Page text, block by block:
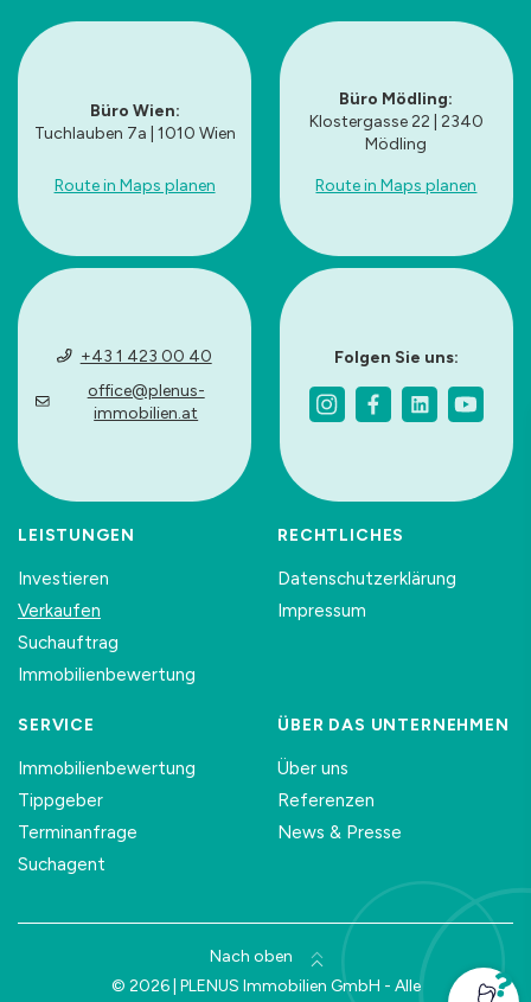
Büro Wien:
Tuchlauben 7a | 1010 Wien
Route in Maps planen
Büro Mödling:
Klostergasse 22 | 2340
Mödling
Route in Maps planen
+43 1 423 00 40
office@plenus-
immobilien.at
Folgen Sie uns:
LEISTUNGEN
Investieren
Verkaufen
Suchauftrag
Immobilienbewertung
RECHTLICHES
Datenschutzerklärung
Impressum
SERVICE
Immobilienbewertung
Tippgeber
Terminanfrage
Suchagent
ÜBER DAS UNTERNEHMEN
Über uns
Referenzen
News & Presse
Nach oben
© 2026 | PLENUS Immobilien GmbH - Alle